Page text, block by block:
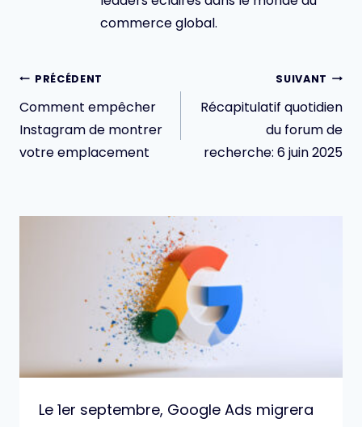
commerce global.
Navigation
de
l’article
PRÉCÉDENT
Comment empêcher
Instagram de montrer
votre emplacement
SUIVANT
Récapitulatif quotidien
du forum de
recherche: 6 juin 2025
Le 1er septembre, Google Ads migrera